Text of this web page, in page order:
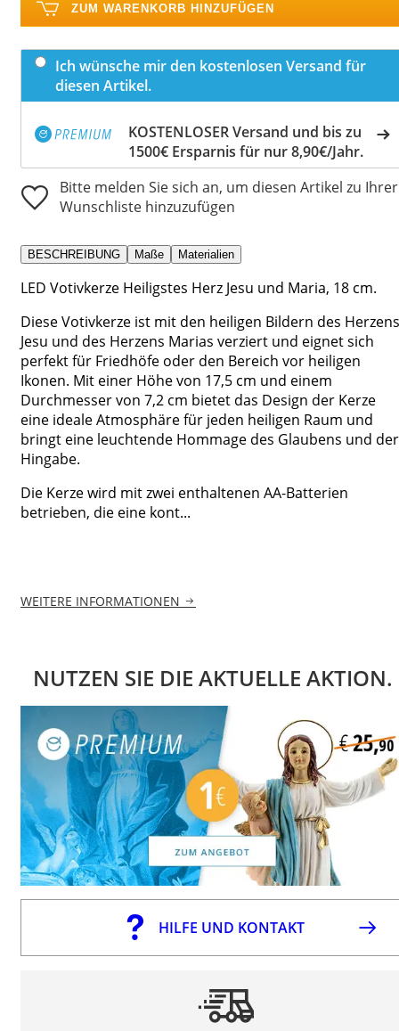
ZUM WARENKORB HINZUFÜGEN
Ich wünsche mir den kostenlosen Versand für
diesen Artikel.
KOSTENLOSER Versand und bis zu
1500€ Ersparnis für nur 8,90€/Jahr.
Bitte melden Sie sich an, um diesen Artikel zu Ihrer
Wunschliste hinzuzufügen
BESCHREIBUNG Maße Materialien
LED Votivkerze Heiligstes Herz Jesu und Maria, 18 cm.
Diese Votivkerze ist mit den heiligen Bildern des Herzens
Jesu und des Herzens Marias verziert und eignet sich
perfekt für Friedhöfe oder den Bereich vor heiligen
Ikonen. Mit einer Höhe von 17,5 cm und einem
Durchmesser von 7,2 cm bietet das Design der Kerze
eine ideale Atmosphäre für jeden heiligen Raum und
bringt eine leuchtende Hommage des Glaubens und der
Hingabe.
Die Kerze wird mit zwei enthaltenen AA-Batterien
betrieben, die eine kont...
WEITERE INFORMATIONEN
NUTZEN SIE DIE AKTUELLE AKTION.
HILFE UND KONTAKT